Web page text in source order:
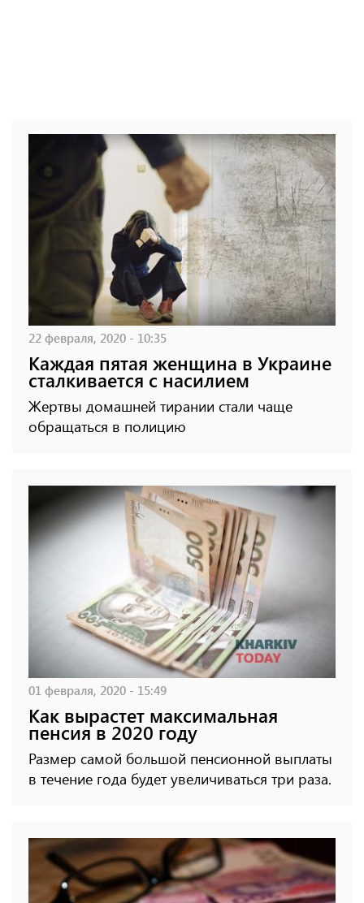
22 февраля, 2020 - 10:35
Каждая пятая женщина в Украине
сталкивается с насилием
Жертвы домашней тирании стали чаще
обращаться в полицию
01 февраля, 2020 - 15:49
Как вырастет максимальная
пенсия в 2020 году
Размер самой большой пенсионной выплаты
в течение года будет увеличиваться три раза.